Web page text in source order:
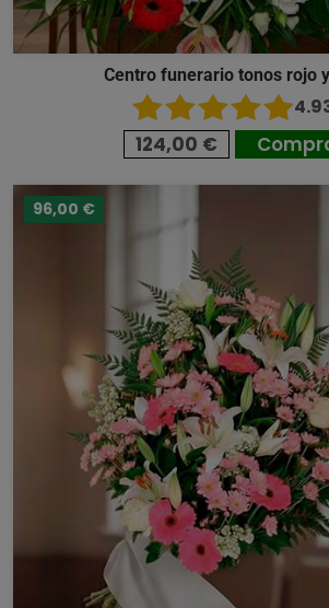
Centro funerario tonos rojo
124,00 €
96,00 €